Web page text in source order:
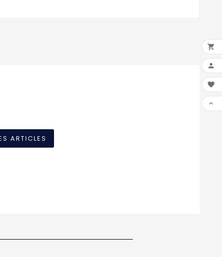
ARTICLES



